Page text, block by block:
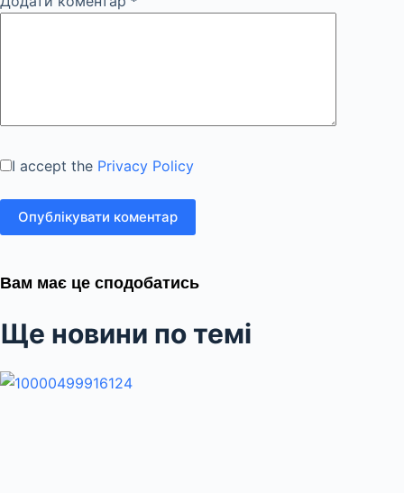
I accept the Privacy Policy
Опублікувати коментар
Вам має це сподобатись
Ще новини по темі